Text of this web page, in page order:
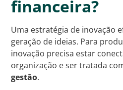
financeira?
Uma estratégia de inovação
geração de ideias. Para
inovação precisa estar
organização e ser tratada
gestão.